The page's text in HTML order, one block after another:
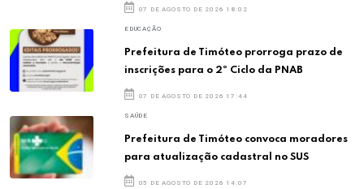
07 DE AGOSTO DE 2026 18:02
EDUCAÇÃO
Prefeitura de Timóteo prorroga prazo de
inscrições para o 2º Ciclo da PNAB
07 DE AGOSTO DE 2026 17:44
SAÚDE
Prefeitura de Timóteo convoca moradores
para atualização cadastral no SUS
05 DE AGOSTO DE 2026 14:07